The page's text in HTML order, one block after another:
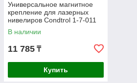
Универсальное магнитное
крепление для лазерных
нивелиров Condtrol 1-7-011
В наличии
11 785 ₸
Купить